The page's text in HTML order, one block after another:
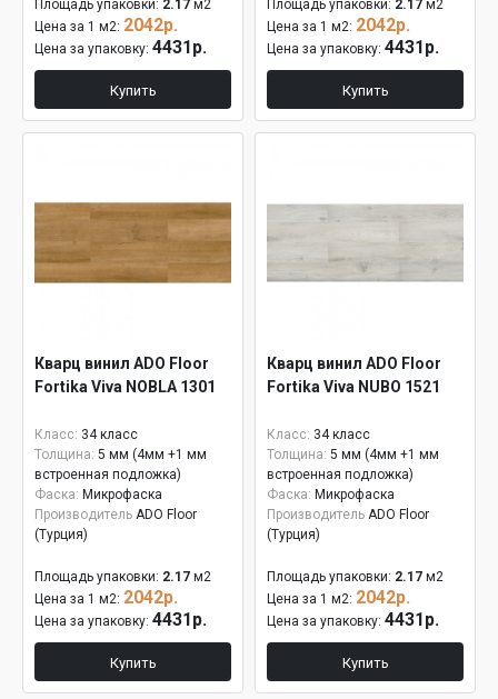
Площадь упаковки: 2.17 м2
Цена за 1 м2: 2042р.
Цена за упаковку: 4431р.
Купить
Площадь упаковки: 2.17 м2
Цена за 1 м2: 2042р.
Цена за упаковку: 4431р.
Купить
Кварц винил ADO Floor
Fortika Viva NOBLA 1301
Класс: 34 класс
Толщина: 5 мм (4мм +1 мм
встроенная подложка)
Фаска: Микрофаска
Производитель ADO Floor
(Турция)
Площадь упаковки: 2.17 м2
Цена за 1 м2: 2042р.
Цена за упаковку: 4431р.
Купить
Кварц винил ADO Floor
Fortika Viva NUBO 1521
Класс: 34 класс
Толщина: 5 мм (4мм +1 мм
встроенная подложка)
Фаска: Микрофаска
Производитель ADO Floor
(Турция)
Площадь упаковки: 2.17 м2
Цена за 1 м2: 2042р.
Цена за упаковку: 4431р.
Купить